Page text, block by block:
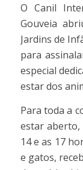
O Canil
Gouveia
Jardins de
para
especial
estar dos
Para toda a
estar aberto,
14 e as 17
e gatos,